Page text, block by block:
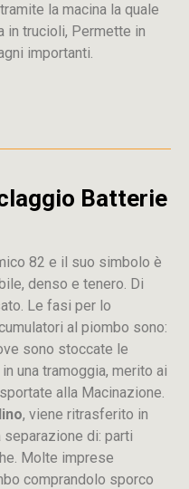
la macina la quale
in trucioli, Permette in
importanti.
Batterie
82 e il suo simbolo è
denso e tenero. Di
Le fasi per lo
al piombo sono:
sono stoccate le
una tramoggia, merito ai
alla Macinazione.
, viene ritrasferito in
separazione di: parti
Molte imprese
comprandolo sporco